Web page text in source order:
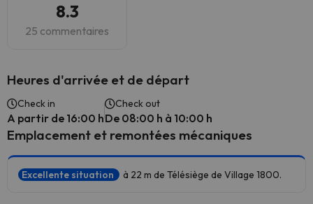
8.3
25 commentaires
Heures d'arrivée et de départ
Check in
A partir de 16:00 h
Check out
De 08:00 h à 10:00 h
Emplacement et remontées mécaniques
Excellente situation à 22 m de Télésiège de Village 1800.